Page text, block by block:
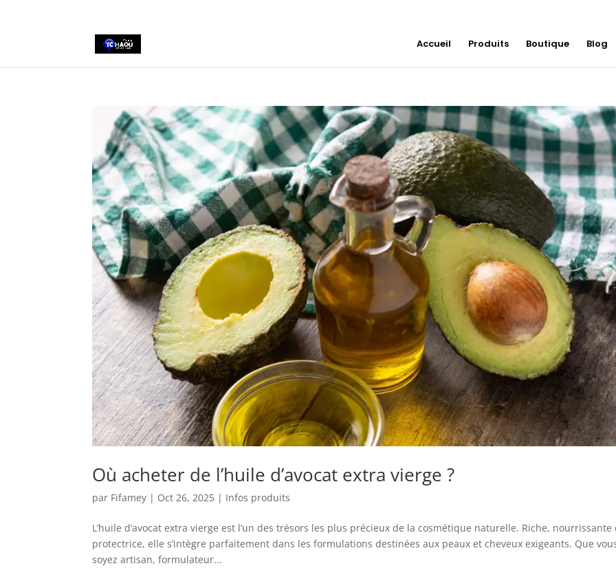
Accueil Produits Boutique Blog
Où acheter de l’huile d’avocat extra vierge ?
par Fifamey | Oct 26, 2025 | Infos produits
L’huile d’avocat extra vierge est l’un des trésors les plus précieux de la cosmétique naturelle. Riche, nourrissante
protectrice, elle s’intègre parfaitement dans les formulations destinées aux peaux et cheveux exigeants. Que
soyez artisan, formulateur...